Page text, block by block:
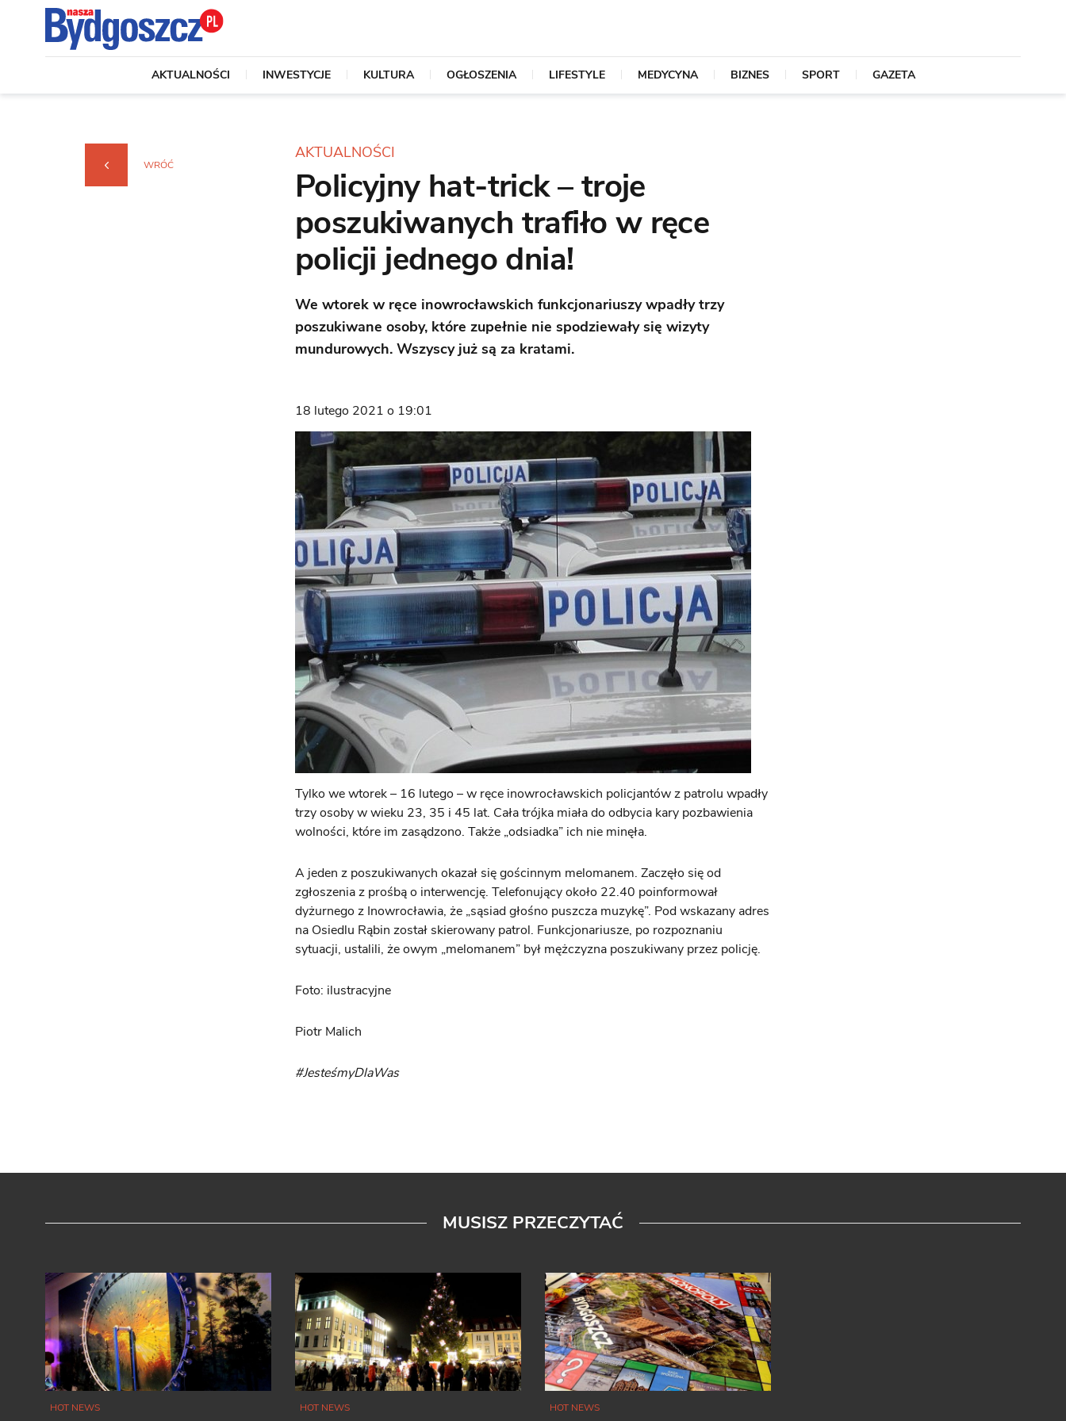
AKTUALNOŚCI INWESTYCJE KULTURA OGŁOSZENIA LIFESTYLE MEDYCYNA BIZNES SPORT GAZETA
WRÓĆ
AKTUALNOŚCI
Policyjny hat-trick – troje
poszukiwanych trafiło w ręce
policji jednego dnia!
We wtorek w ręce inowrocławskich funkcjonariuszy wpadły trzy
poszukiwane osoby, które zupełnie nie spodziewały się wizyty
mundurowych. Wszyscy już są za kratami.
18 lutego 2021 o 19:01
Tylko we wtorek – 16 lutego – w ręce inowrocławskich policjantów z patrolu wpadły
trzy osoby w wieku 23, 35 i 45 lat. Cała trójka miała do odbycia kary pozbawienia
wolności, które im zasądzono. Także „odsiadka” ich nie minęła.
A jeden z poszukiwanych okazał się gościnnym melomanem. Zaczęło się od
zgłoszenia z prośbą o interwencję. Telefonujący około 22.40 poinformował
dyżurnego z Inowrocławia, że „sąsiad głośno puszcza muzykę”. Pod wskazany adres
na Osiedlu Rąbin został skierowany patrol. Funkcjonariusze, po rozpoznaniu
sytuacji, ustalili, że owym „melomanem” był mężczyzna poszukiwany przez policję.
Foto: ilustracyjne
Piotr Malich
#JesteśmyDlaWas
MUSISZ PRZECZYTAĆ
HOT NEWS HOT NEWS HOT NEWS